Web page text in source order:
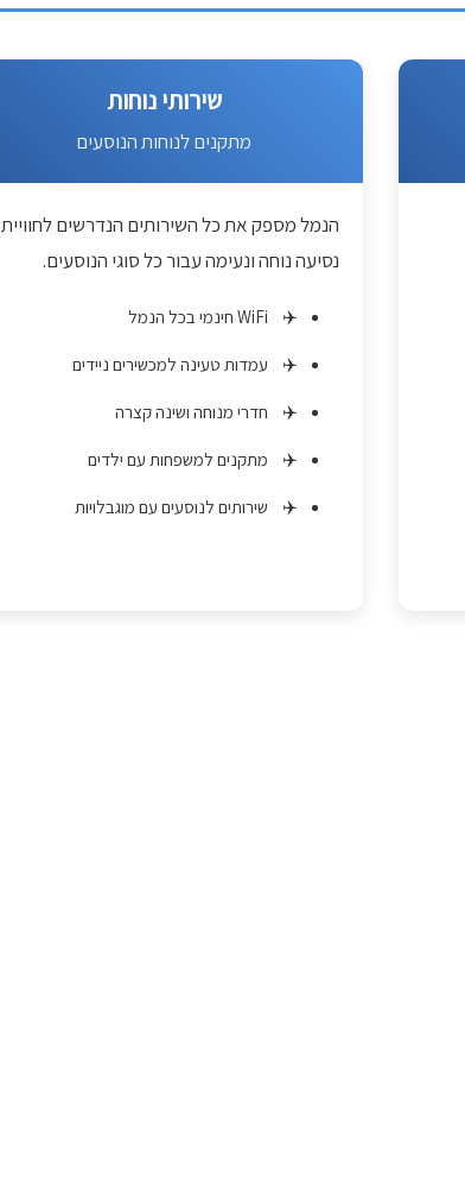
שירותי נוחות
מתקנים לנוחות הנוסעים
הנמל מספק את כל השירותים הנדרשים לחוויית
נסיעה נוחה ונעימה עבור כל סוגי הנוסעים.
WiFi חינמי בכל הנמל
עמדות טעינה למכשירים ניידים
חדרי מנוחה ושינה קצרה
מתקנים למשפחות עם ילדים
שירותים לנוסעים עם מוגבלויות